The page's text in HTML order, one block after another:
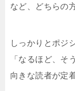
など、どちらの
しっかりとポジ
「なるほど、そ
向きな読者が定